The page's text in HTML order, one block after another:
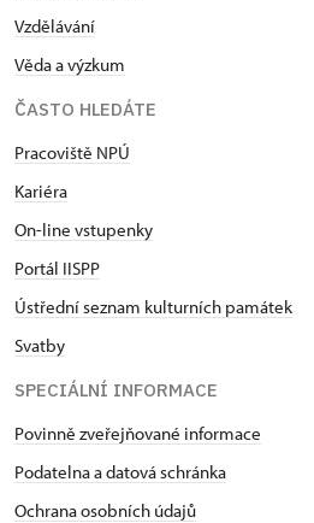
Vzdělávání
Věda a výzkum
ČASTO HLEDÁTE
Pracoviště NPÚ
Kariéra
On-line vstupenky
Portál IISPP
Ústřední seznam kulturních památek
Svatby
SPECIÁLNÍ INFORMACE
Povinně zveřejňované informace
Podatelna a datová schránka
Ochrana osobních údajů